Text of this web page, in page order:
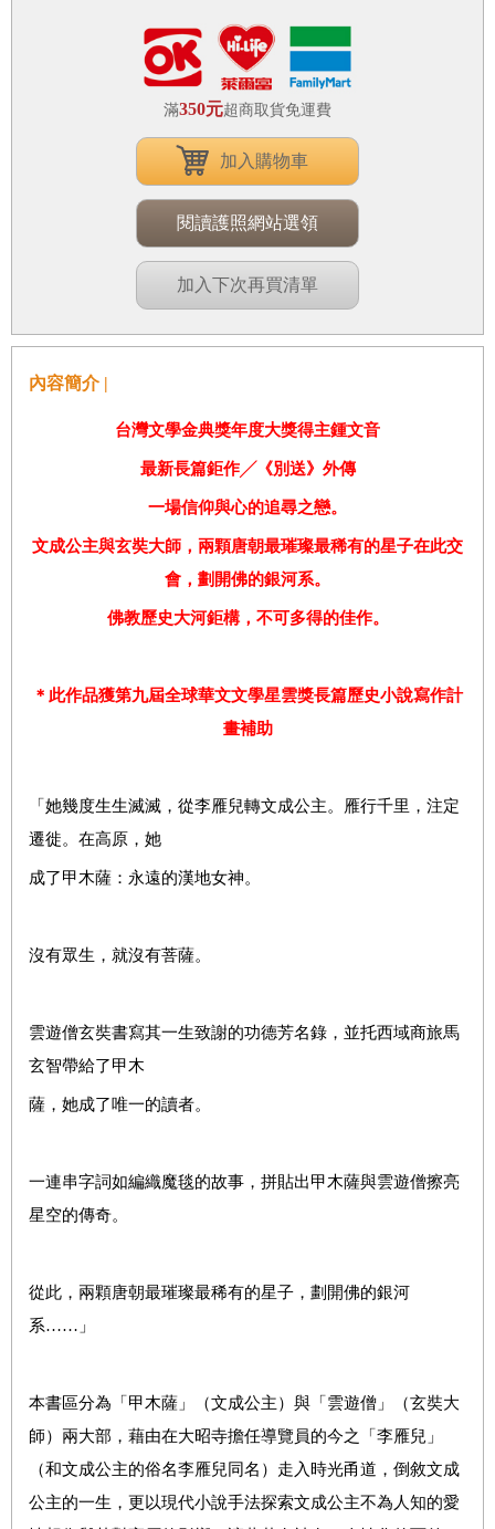
滿350元超商取貨免運費
加入購物車
閱讀護照網站選領
加入下次再買清單
內容簡介 |
台灣文學金典獎年度大獎得主鍾文音
最新長篇鉅作╱《別送》外傳
一場信仰與心的追尋之戀。
文成公主與玄奘大師，兩顆唐朝最璀璨最稀有的星子在此交
會，劃開佛的銀河系。
佛教歷史大河鉅構，不可多得的佳作。
＊此作品獲第九屆全球華文文學星雲獎長篇歷史小說寫作計
畫補助
「她幾度生生滅滅，從李雁兒轉文成公主。雁行千里，注定
遷徙。在高原，她
成了甲木薩：永遠的漢地女神。
沒有眾生，就沒有菩薩。
雲遊僧玄奘書寫其一生致謝的功德芳名錄，並托西域商旅馬
玄智帶給了甲木
薩，她成了唯一的讀者。
一連串字詞如編織魔毯的故事，拼貼出甲木薩與雲遊僧擦亮
星空的傳奇。
從此，兩顆唐朝最璀璨最稀有的星子，劃開佛的銀河
系……」
本書區分為「甲木薩」（文成公主）與「雲遊僧」（玄奘大
師）兩大部，藉由在大昭寺擔任導覽員的今之「李雁兒」
（和文成公主的俗名李雁兒同名）走入時光甬道，倒敘文成
公主的一生，更以現代小說手法探索文成公主不為人知的愛